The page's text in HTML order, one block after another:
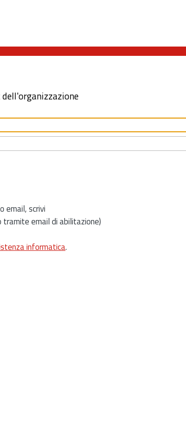
email, scrivi
email di abilitazione)
informatica.